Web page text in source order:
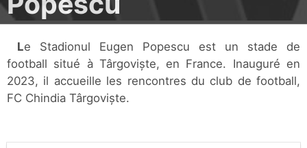
Le Stadionul Eugen Popescu est un stade de
football situé à Târgoviște, en France. Inauguré en
2023, il accueille les rencontres du club de football,
FC Chindia Târgoviște.